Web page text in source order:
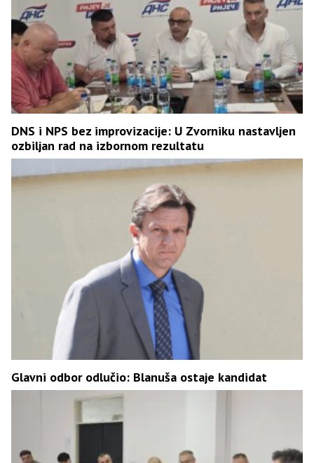
DNS i NPS bez improvizacije: U Zvorniku nastavljen
ozbiljan rad na izbornom rezultatu
Glavni odbor odlučio: Blanuša ostaje kandidat